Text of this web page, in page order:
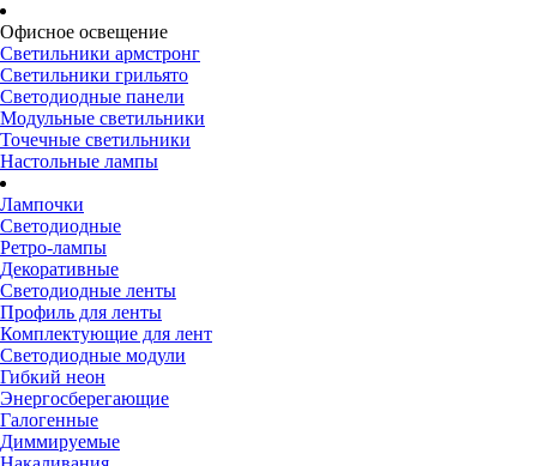
Офисное освещение
Светильники армстронг
Светильники грильято
Светодиодные панели
Модульные светильники
Точечные светильники
Настольные лампы
Лампочки
Светодиодные
Ретро-лампы
Декоративные
Светодиодные ленты
Профиль для ленты
Комплектующие для лент
Светодиодные модули
Гибкий неон
Энергосберегающие
Галогенные
Диммируемые